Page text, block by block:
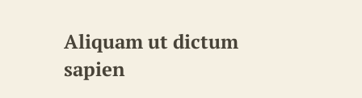
Aliquam ut dictum
sapien